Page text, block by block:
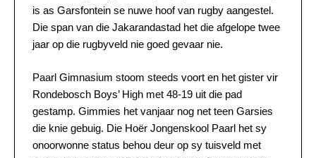
is as Garsfontein se nuwe hoof van rugby aangestel.
Die span van die Jakarandastad het die afgelope twee
jaar op die rugbyveld nie goed gevaar nie.
Paarl Gimnasium stoom steeds voort en het gister vir
Rondebosch Boys’ High met 48-19 uit die pad
gestamp. Gimmies het vanjaar nog net teen Garsies
die knie gebuig. Die Hoër Jongenskool Paarl het sy
onoorwonne status behou deur op sy tuisveld met